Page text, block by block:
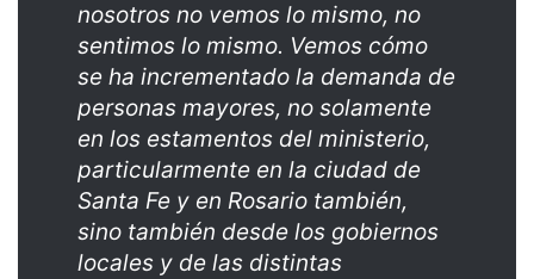
nosotros no vemos lo mismo, no
sentimos lo mismo. Vemos cómo
se ha incrementado la demanda de
personas mayores, no solamente
en los estamentos del ministerio,
particularmente en la ciudad de
Santa Fe y en Rosario también,
sino también desde los gobiernos
locales y de las distintas